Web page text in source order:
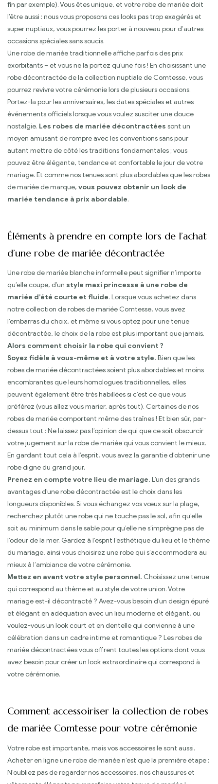
fin par exemple). Vous êtes unique, et votre robe de mariée doit
l’être aussi : nous vous proposons ces looks pas trop exagérés et
super nuptiaux, vous pourrez les porter à nouveau pour d’autres
occasions spéciales sans soucis.
Une robe de mariée traditionnelle affiche parfois des prix
exorbitants – et vous ne la portez qu’une fois ! En choisissant une
robe décontractée de la collection nuptiale de Comtesse, vous
pourrez revivre votre cérémonie lors de plusieurs occasions.
Portez-la pour les anniversaires, les dates spéciales et autres
événements officiels lorsque vous voulez susciter une douce
nostalgie. Les robes de mariée décontractées sont un
moyen amusant de rompre avec les conventions sans pour
autant mettre de côté les traditions fondamentales ; vous
pouvez être élégante, tendance et confortable le jour de votre
mariage. Et comme nos tenues sont plus abordables que les robes
de mariée de marque, vous pouvez obtenir un look de
mariée tendance à prix abordable.
Éléments à prendre en compte lors de l’achat
d’une robe de mariée décontractée
Une robe de mariée blanche informelle peut signifier n’importe
qu’elle coupe, d’un style maxi princesse à une robe de
mariée d’été courte et fluide. Lorsque vous achetez dans
notre collection de robes de mariée Comtesse, vous avez
l’embarras du choix, et même si vous optez pour une tenue
décontractée, le choix de la robe est plus important que jamais.
Alors comment choisir la robe qui convient ?
Soyez fidèle à vous-même et à votre style. Bien que les
robes de mariée décontractées soient plus abordables et moins
encombrantes que leurs homologues traditionnelles, elles
peuvent également être très habillées si c’est ce que vous
préférez (vous allez vous marier, après tout). Certaines de nos
robes de mariée comportent même des traînes ! Et bien sûr, par-
dessus tout : Ne laissez pas l’opinion de qui que ce soit obscurcir
votre jugement sur la robe de mariée qui vous convient le mieux.
En gardant tout cela à l’esprit, vous avez la garantie d’obtenir une
robe digne du grand jour.
Prenez en compte votre lieu de mariage. L’un des grands
avantages d’une robe décontractée est le choix dans les
longueurs disponibles. Si vous échangez vos vœux sur la plage,
recherchez plutôt une robe qui ne touche pas le sol, afin qu’elle
soit au minimum dans le sable pour qu’elle ne s’imprègne pas de
l’odeur de la mer. Gardez à l’esprit l’esthétique du lieu et le thème
du mariage, ainsi vous choisirez une robe qui s’accommodera au
mieux à l’ambiance de votre cérémonie.
Mettez en avant votre style personnel. Choisissez une tenue
qui correspond au thème et au style de votre union. Votre
mariage est-il décontracté ? Avez-vous besoin d’un design épuré
et élégant en adéquation avec un lieu moderne et élégant, ou
voulez-vous un look court et en dentelle qui convienne à une
célébration dans un cadre intime et romantique ? Les robes de
mariée décontractées vous offrent toutes les options dont vous
avez besoin pour créer un look extraordinaire qui correspond à
votre cérémonie.
Comment accessoiriser la collection de robes
de mariée Comtesse pour votre cérémonie
Votre robe est importante, mais vos accessoires le sont aussi.
Acheter en ligne une robe de mariée n’est que la première étape :
N’oubliez pas de regarder nos accessoires, nos chaussures et